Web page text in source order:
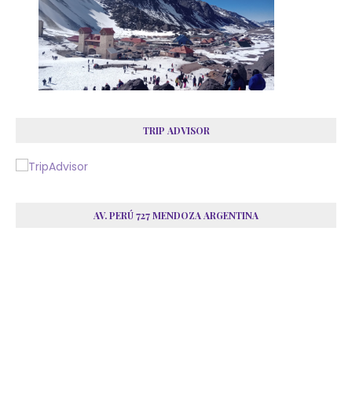
TRIP ADVISOR
AV. PERÚ 727 MENDOZA ARGENTINA